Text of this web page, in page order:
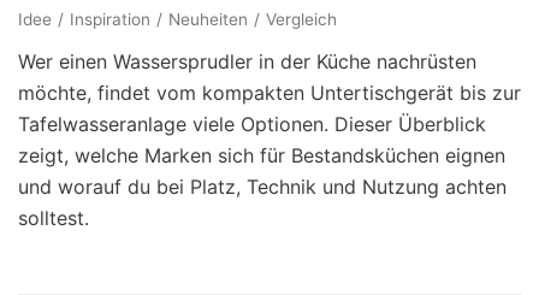
Idee Inspiration Neuheiten Vergleich
Wer einen Wassersprudler in der Küche nachrüsten
möchte, findet vom kompakten Untertischgerät bis zur
Tafelwasseranlage viele Optionen. Dieser Überblick
zeigt, welche Marken sich für Bestandsküchen eignen
und worauf du bei Platz, Technik und Nutzung achten
solltest.